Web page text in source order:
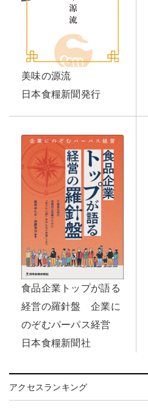
美味の源流
日本食糧新聞発行
食品企業トップが語る
経営の羅針盤 企業に
のぞむパーパス経営
日本食糧新聞社
アクセスランキング